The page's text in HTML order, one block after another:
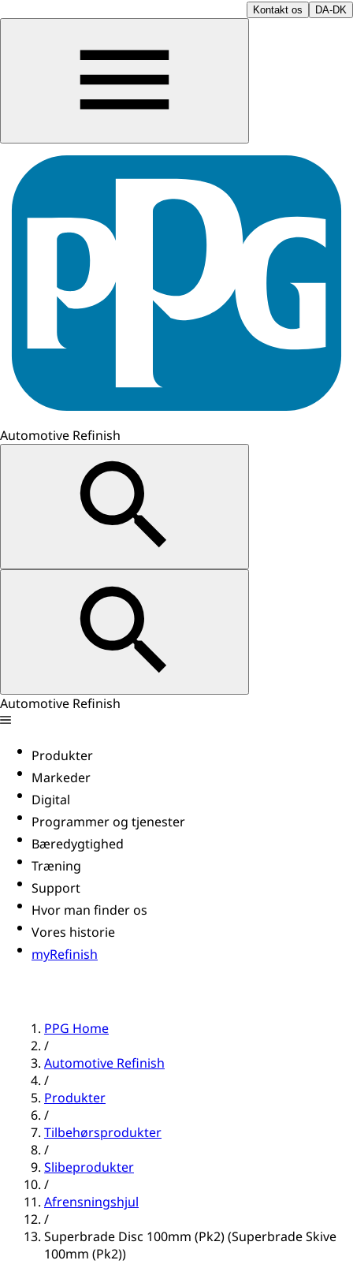
Kontakt os DA-DK
Automotive Refinish
Automotive Refinish
Produkter
Markeder
Digital
Programmer og tjenester
Bæredygtighed
Træning
Support
Hvor man finder os
Vores historie
myRefinish
PPG Home
/
Automotive Refinish
/
Produkter
/
Tilbehørsprodukter
/
Slibeprodukter
/
Afrensningshjul
/
Superbrade Disc 100mm (Pk2) (Superbrade Skive
100mm (Pk2))